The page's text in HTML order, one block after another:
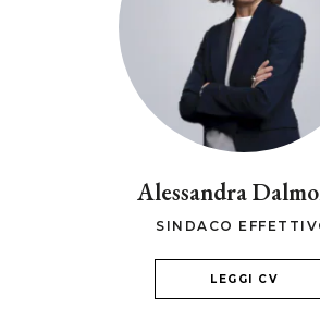
Alessandra
SINDACO
LEGGI CV